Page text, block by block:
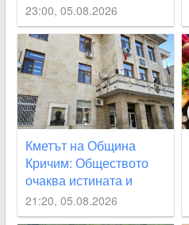
23:00, 05.08.2026
Кметът на Община
Кричим: Обществото
очаква истината и
справедливост за
Георги Кузев
21:20, 05.08.2026